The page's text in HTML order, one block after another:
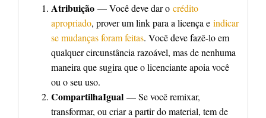
Atribuição — Você deve dar o crédito
apropriado, prover um link para a licença e indicar
se mudanças foram feitas. Você deve fazê-lo em
qualquer circunstância razoável, mas de nenhuma
maneira que sugira que o licenciante apoia você
ou o seu uso.
CompartilhaIgual — Se você remixar,
transformar, ou criar a partir do material, tem de